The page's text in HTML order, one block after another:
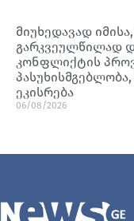
მიუხედავად
გარკვეულწილად
კონფლიქტის
ეკისრება
06/08/2026